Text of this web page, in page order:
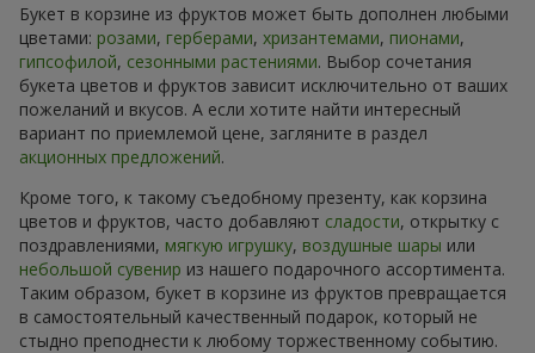
Букет в корзине из фруктов может быть дополнен любыми
цветами: розами, герберами, хризантемами, пионами,
гипсофилой, сезонными растениями. Выбор сочетания
букета цветов и фруктов зависит исключительно от ваших
пожеланий и вкусов. А если хотите найти интересный
вариант по приемлемой цене, загляните в раздел
акционных предложений.
Кроме того, к такому съедобному презенту, как корзина
цветов и фруктов, часто добавляют сладости, открытку с
поздравлениями, мягкую игрушку, воздушные шары или
небольшой сувенир из нашего подарочного ассортимента.
Таким образом, букет в корзине из фруктов превращается
в самостоятельный качественный подарок, который не
стыдно преподнести к любому торжественному событию.